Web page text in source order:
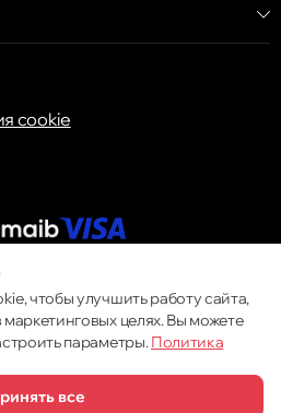
cookie
– 2026 ECOM
чтобы улучшить работу сайта,
целях. Вы можете
параметры.Политика
все